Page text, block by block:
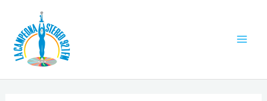
contenido
de
entradas